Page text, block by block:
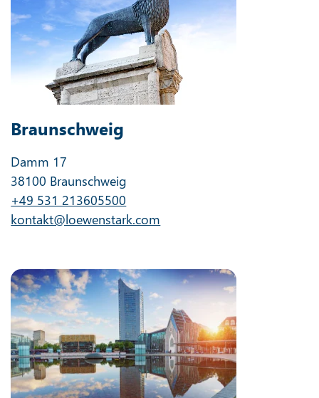
Braunschweig
Damm 17
38100 Braunschweig
+49 531 213605500
kontakt@loewenstark.com